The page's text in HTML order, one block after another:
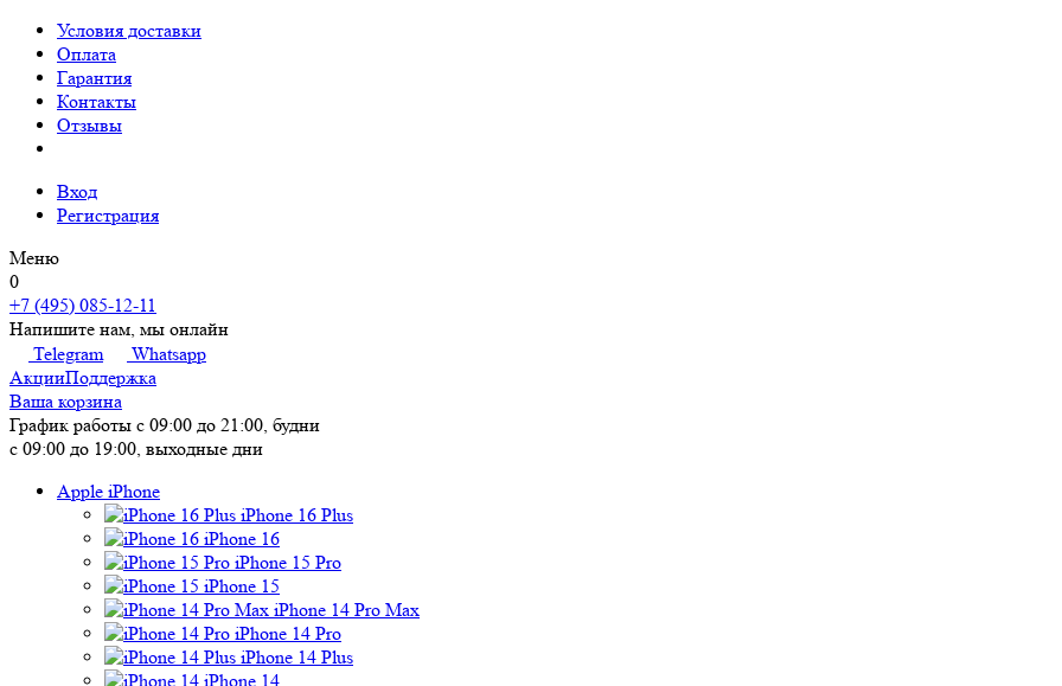
Условия доставки
Оплата
Гарантия
Контакты
Отзывы
Вход
Регистрация
Меню
0
+7 (495) 085-12-11
Напишите нам, мы онлайн
Telegram
Whatsapp
АкцииПоддержка
Ваша корзина
График работы с 09:00 до 21:00, будни
с 09:00 до 19:00, выходные дни
Apple iPhone
iPhone 16 Plus
iPhone 16
iPhone 15 Pro
iPhone 15
iPhone 14 Pro Max
iPhone 14 Pro
iPhone 14 Plus
iPhone 14